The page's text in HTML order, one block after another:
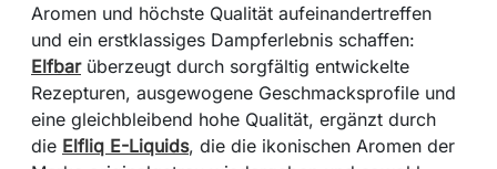
Aromen und höchste Qualität aufeinandertreffen
und ein erstklassiges Dampferlebnis schaffen:
Elfbarüberzeugt durch sorgfältig entwickelte
Rezepturen, ausgewogene Geschmacksprofile und
eine gleichbleibend hohe Qualität, ergänzt durch
die Elfliq E-Liquids, die die ikonischen Aromen der